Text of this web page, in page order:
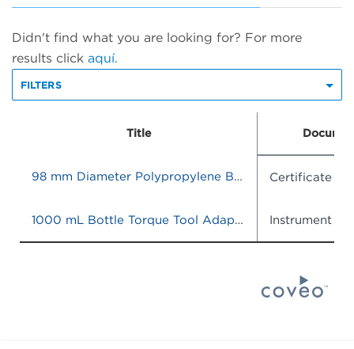
Didn't find what you are looking for? For more
results click aquí.
FILTERS
Title
98 mm Diameter Polypropylene Bottle Adapter Sleeve, Quantity of 6 Certificate of
1000 mL Bottle Torque Tool Adapter Instrument